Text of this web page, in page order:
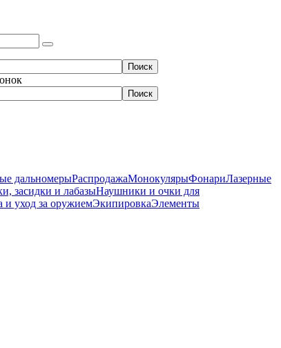
дальномерыРаспродажаМонокулярыФонариЛазерные
засидки и лабазыНаушники и очки для
и уход за оружиемЭкипировкаЭлементы